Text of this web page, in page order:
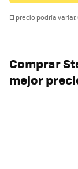
El precio podría
Comprar
mejor